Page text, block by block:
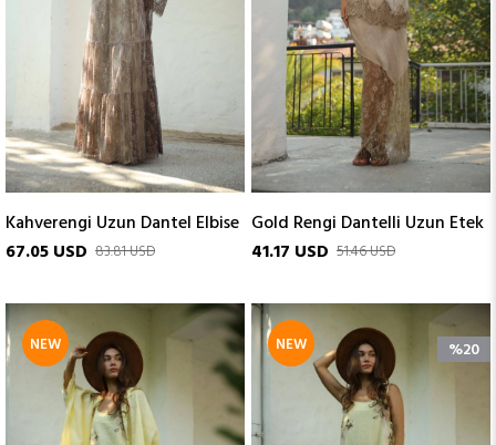
Kahverengi Uzun Dantel Elbise
67.05 USD 83.81 USD
Gold Rengi Dantelli Uzun Etek
41.17 USD 51.46 USD
NEW %20
NEW